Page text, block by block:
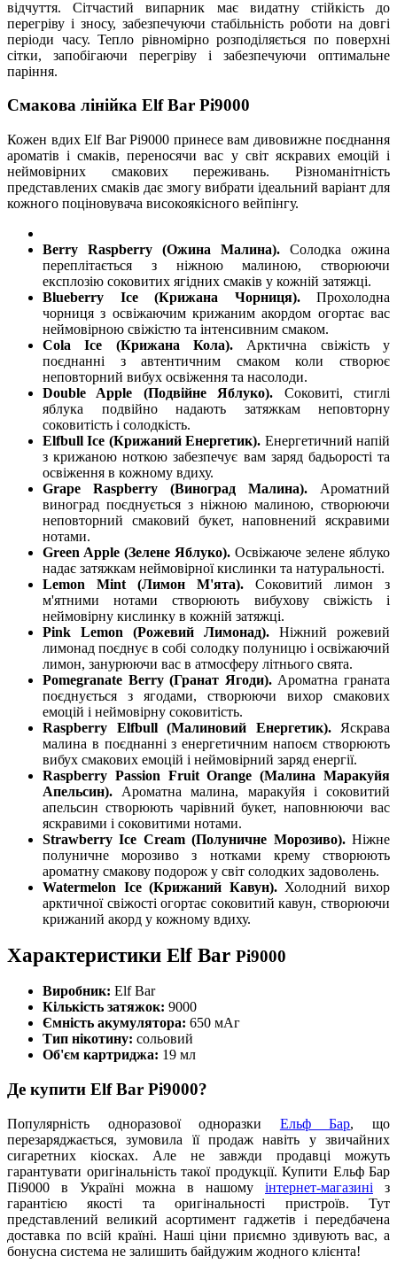
відчуття. Сітчастий випарник має видатну стійкість до
перегріву і зносу, забезпечуючи стабільність роботи на довгі
періоди часу. Тепло рівномірно розподіляється по поверхні
сітки, запобігаючи перегріву і забезпечуючи оптимальне
паріння.
Смакова лінійка Elf Bar Pi9000
Кожен вдих Elf Bar Pi9000 принесе вам дивовижне поєднання
ароматів і смаків, переносячи вас у світ яскравих емоцій і
неймовірних смакових переживань. Різноманітність
представлених смаків дає змогу вибрати ідеальний варіант для
кожного поціновувача високоякісного вейпінгу.
Berry Raspberry (Ожина Малина). Солодка ожина
переплітається з ніжною малиною, створюючи
експлозію соковитих ягідних смаків у кожній затяжці.
Blueberry Ice (Крижана Чорниця). Прохолодна
чорниця з освіжаючим крижаним акордом огортає вас
неймовірною свіжістю та інтенсивним смаком.
Cola Ice (Крижана Кола). Арктична свіжість у
поєднанні з автентичним смаком коли створює
неповторний вибух освіження та насолоди.
Double Apple (Подвійне Яблуко). Соковиті, стиглі
яблука подвійно надають затяжкам неповторну
соковитість і солодкість.
Elfbull Ice (Крижаний Енергетик). Енергетичний напій
з крижаною ноткою забезпечує вам заряд бадьорості та
освіження в кожному вдиху.
Grape Raspberry (Виноград Малина). Ароматний
виноград поєднується з ніжною малиною, створюючи
неповторний смаковий букет, наповнений яскравими
нотами.
Green Apple (Зелене Яблуко). Освіжаюче зелене яблуко
надає затяжкам неймовірної кислинки та натуральності.
Lemon Mint (Лимон М'ята). Соковитий лимон з
м'ятними нотами створюють вибухову свіжість і
неймовірну кислинку в кожній затяжці.
Pink Lemon (Рожевий Лимонад). Ніжний рожевий
лимонад поєднує в собі солодку полуницю і освіжаючий
лимон, занурюючи вас в атмосферу літнього свята.
Pomegranate Berry (Гранат Ягоди). Ароматна граната
поєднується з ягодами, створюючи вихор смакових
емоцій і неймовірну соковитість.
Raspberry Elfbull (Малиновий Енергетик). Яскрава
малина в поєднанні з енергетичним напоєм створюють
вибух смакових емоцій і неймовірний заряд енергії.
Raspberry Passion Fruit Orange (Малина Маракуйя
Апельсин). Ароматна малина, маракуйя і соковитий
апельсин створюють чарівний букет, наповнюючи вас
яскравими і соковитими нотами.
Strawberry Ice Cream (Полуничне Морозиво). Ніжне
полуничне морозиво з нотками крему створюють
ароматну смакову подорож у світ солодких задоволень.
Watermelon Ice (Крижаний Кавун). Холодний вихор
арктичної свіжості огортає соковитий кавун, створюючи
крижаний акорд у кожному вдиху.
Характеристики Elf Bar Pi9000
Виробник: Elf Bar
Кількість затяжок: 9000
Ємність акумулятора: 650 мАг
Тип нікотину: сольовий
Об'єм картриджа: 19 мл
Де купити Elf Bar Pi9000?
Популярність одноразової одноразки Ельф Бар, що
перезаряджається, зумовила її продаж навіть у звичайних
сигаретних кіосках. Але не завжди продавці можуть
гарантувати оригінальність такої продукції. Купити Ельф Бар
Пі9000 в Україні можна в нашому інтернет-магазині з
гарантією якості та оригінальності пристроїв. Тут
представлений великий асортимент гаджетів і передбачена
доставка по всій країні. Наші ціни приємно здивують вас, а
бонусна система не залишить байдужим жодного клієнта!